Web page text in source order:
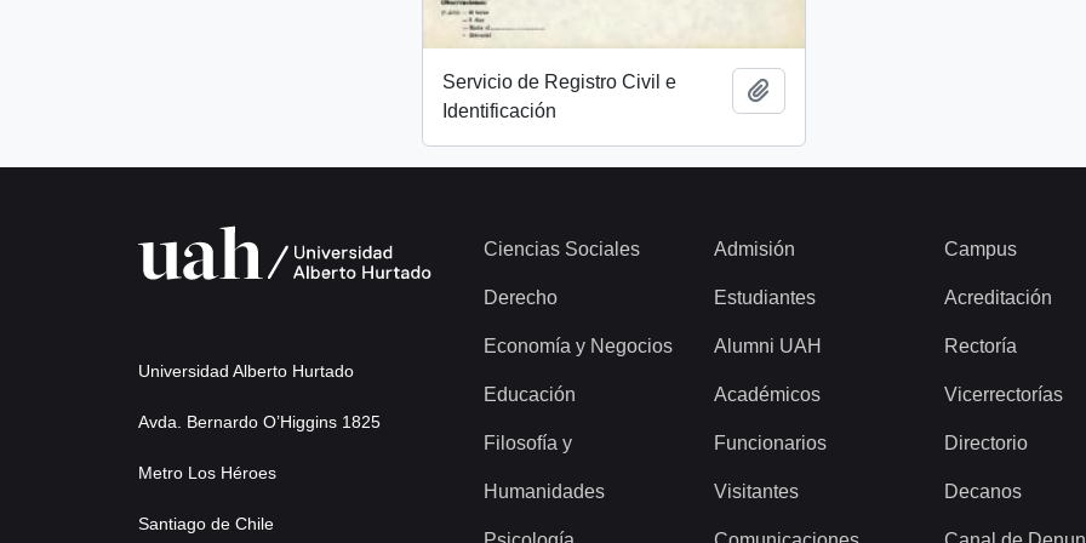
Servicio de Registro Civil e
Identificación
Universidad Alberto Hurtado
Avda. Bernardo O’Higgins 1825
Metro Los Héroes
Santiago de Chile
Ciencias Sociales
Derecho
Economía y Negocios
Educación
Filosofía y
Humanidades
Admisión
Estudiantes
Alumni UAH
Académicos
Funcionarios
Visitantes
Campus
Acreditación
Rectoría
Vicerrectorías
Directorio
Decanos